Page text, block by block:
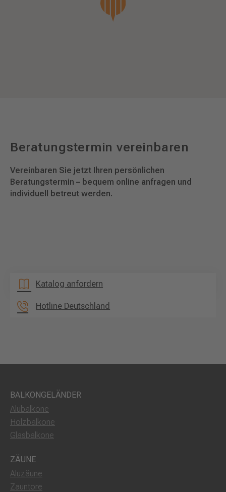
Beratungstermin vereinbaren
Vereinbaren Sie jetzt Ihren persönlichen
Beratungstermin – bequem online anfragen und
individuell betreut werden.
Katalog anfordern
Hotline Deutschland
BALKONGELÄNDER
Alubalkone
Holzbalkone
Glasbalkone
ZÄUNE
Aluzäune
Zauntore